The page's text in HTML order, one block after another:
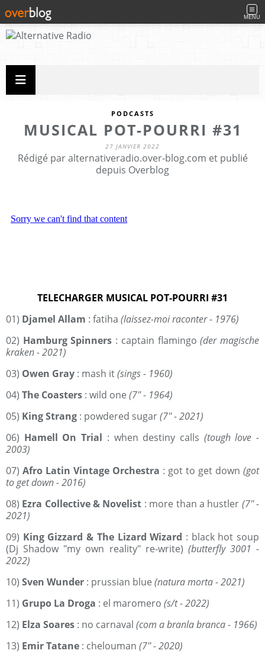
MENU
PODCASTS
MUSICAL POT-POURRI #31
27 JANVIER 2022
Rédigé par alternativeradio.over-blog.com et publié
depuis Overblog
TELECHARGER MUSICAL POT-POURRI #31
01) Djamel Allam : fatiha (laissez-moi raconter - 1976)
02) Hamburg Spinners : captain flamingo (der magische
kraken - 2021)
03) Owen Gray : mash it(sings - 1960)
04) The Coasters : wild one (7'' - 1964)
05) King Strang : powdered sugar(7'' - 2021)
06) Hamell On Trial : when destiny calls (tough love -
2003)
07) Afro Latin Vintage Orchestra : got to get down (got
to get down - 2016)
08) Ezra Collective & Novelist : more than a hustler (7'' -
2021)
09) King Gizzard & The Lizard Wizard : black hot soup
(Dj Shadow "my own reality" re-write) (butterfly 3001 -
2022)
10) Sven Wunder : prussian blue (natura morta - 2021)
11) Grupo La Droga : el maromero (s/t - 2022)
12) Elza Soares : no carnaval (com a branla branca - 1966)
13) Emir Tatane : chelouman (7'' - 2020)